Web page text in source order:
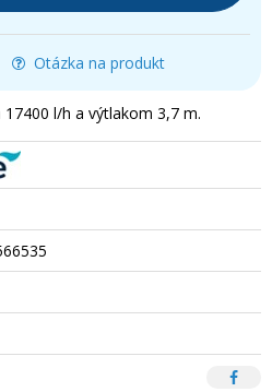
Otázka na produkt
l/h a výtlakom 3,7 m.